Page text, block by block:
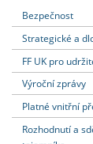
Dozvědět
Podat
Dozvědět
Dozvědět
Dozvědět
Bezpečnost
Strategické a
FF UK pro
Výroční zprávy
Platné vnitřní
Rozhodnutí a